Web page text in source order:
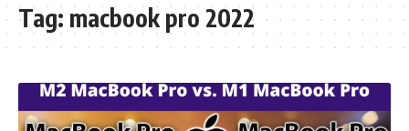
Tag: macbook pro 2022